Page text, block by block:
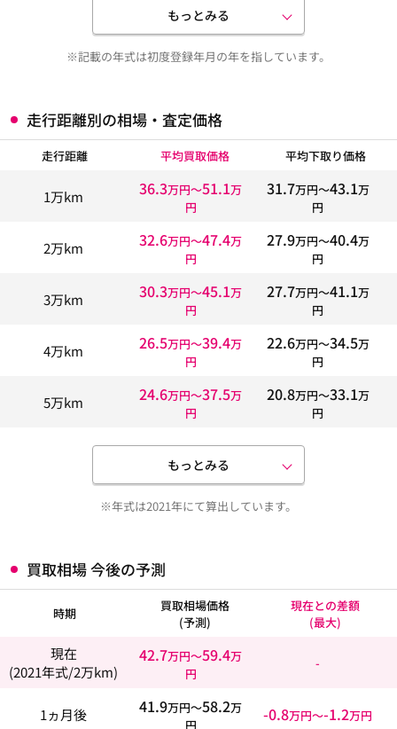
もっとみる
※記載の年式は初度登録年月の年を指しています。
走行距離別の相場・査定価格
走行距離 平均買取価格 平均下取り価格
1万km 36.3万円〜51.1万
円
31.7万円〜43.1万
円
2万km 32.6万円〜47.4万
円
27.9万円〜40.4万
円
3万km 30.3万円〜45.1万
円
27.7万円〜41.1万
円
4万km 26.5万円〜39.4万
円
22.6万円〜34.5万
円
5万km 24.6万円〜37.5万
円
20.8万円〜33.1万
円
もっとみる
※年式は2021年にて算出しています。
買取相場 今後の予測
時期
買取相場価格
(予測)
現在との差額
(最大)
現在
(2021年式/2万km)
42.7万円〜59.4万
円
-
1ヵ月後 41.9万円〜58.2万
円
-0.8万円〜-1.2万円